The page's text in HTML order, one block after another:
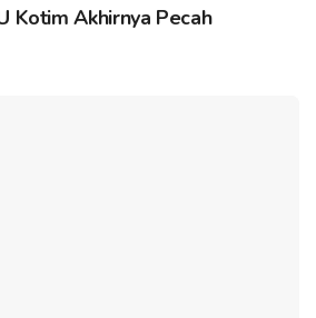
Kotim Akhirnya Pecah